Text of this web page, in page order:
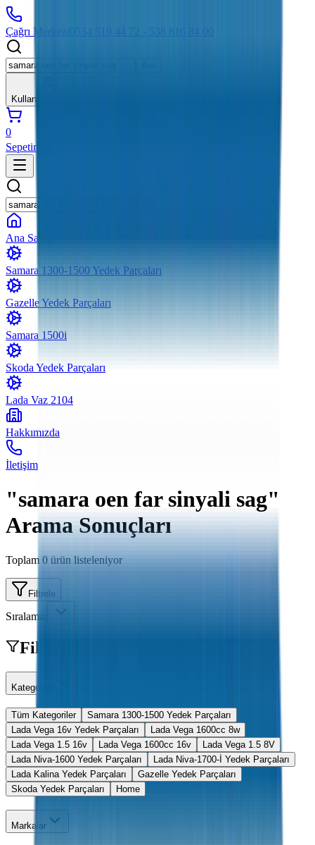
Çağrı Merkezi
Kullanıcı
0
Sepetim
Ana Sayfa
Samara 1300-1500 Yedek Parçaları
Gazelle Yedek Parçaları
Samara 1500i
Skoda Yedek Parçaları
Lada Vaz 2104
Hakkımızda
İletişim
"samara oen far sinyali sag"
Arama Sonuçları
Toplam 0 ürün listeleniyor
Filtrele
Sıralama:
Filtreler
Kategoriler
Tüm Kategoriler
Samara 1300-1500 Yedek Parçaları
Lada Vega 16v Yedek Parçaları
Lada Vega 1600cc 8w
Lada Vega 1.5 16v
Lada Vega 1600cc 16v
Lada Vega 1.5 8V
Lada Niva-1600 Yedek Parçaları
Lada Niva-1700-İ Yedek Parçaları
Lada Kalina Yedek Parçaları
Gazelle Yedek Parçaları
Skoda Yedek Parçaları
Home
Markalar